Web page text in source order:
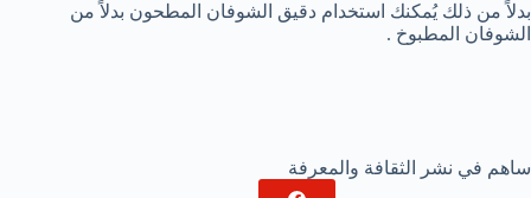
بدلاً من ذلك يُمكنك استخدام دقيق الشوفان المطحون بدلاً من
الشوفان المطبوخ .
ساهم في نشر الثقافة والمعرفة